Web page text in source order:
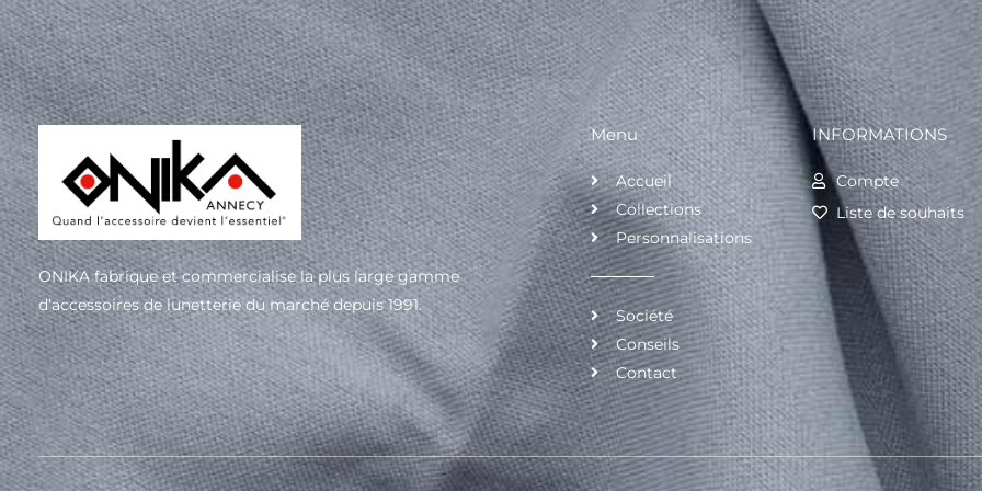
ONIKA fabrique et commercialise la plus large gamme
d’accessoires de lunetterie du marché depuis 1991.
Menu
Accueil
Collections
Personnalisations
Société
Conseils
Contact
INFORMATIONS
Compte
Liste de souhaits